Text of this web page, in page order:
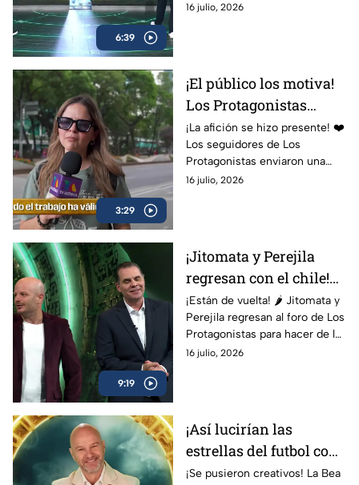
6:39
los tres países se toca más el
16 julio, 2026
3:29
¡El público los motiva!
Los Protagonistas
reciben una lluvia de
mensajes de apoyo
¡La afición se hizo presente! ❤️
Los seguidores de Los
Protagonistas enviaron una
auténtica ola de mensajes de
16 julio, 2026
9:19
¡Jitomata y Perejila
regresan con el chile!
Nadie se salvó en Los
Protagonistas
¡Están de vuelta! 🌶️ Jitomata y
Perejila regresan al foro de Los
Protagonistas para hacer de las
suyas con un divertido reto
16 julio, 2026
¡Así lucirían las
estrellas del futbol con
un nuevo look! | Los
¡Se pusieron creativos! La Bea